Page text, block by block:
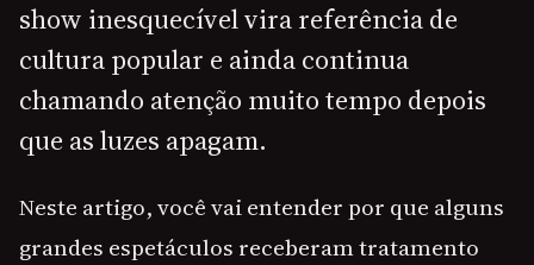
show inesquecível vira referência de
cultura popular e ainda continua
chamando atenção muito tempo depois
que as luzes apagam.
Neste artigo, você vai entender por que alguns
grandes espetáculos receberam tratamento